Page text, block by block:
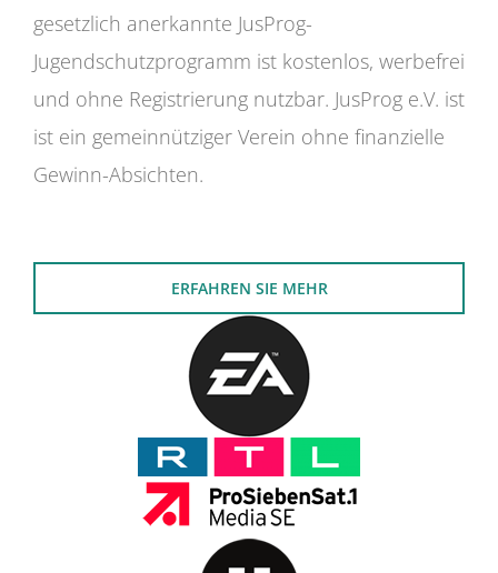
gesetzlich anerkannte JusProg-
Jugendschutzprogramm ist kostenlos, werbefrei
und ohne Registrierung nutzbar. JusProg e.V. ist
ist ein gemeinnütziger Verein ohne finanzielle
Gewinn-Absichten.
ERFAHREN SIE MEHR